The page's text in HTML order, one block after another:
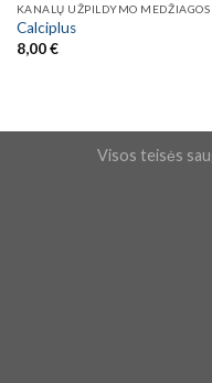
KANALŲ UŽPILDYMO MEDŽIAGOS
Calciplus
8,00€
Visos teisės